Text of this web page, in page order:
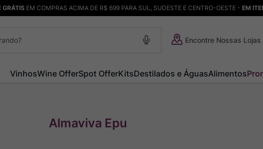
GRÁTISEM COMPRAS ACIMA DE R$ 699 PARA SUL, SUDESTE E CENTRO-OESTE - EM
Encontre Nossas Lojas
VinhosWine OfferSpot OfferKitsDestilados e ÁguasAlimentos
Almaviva Epu